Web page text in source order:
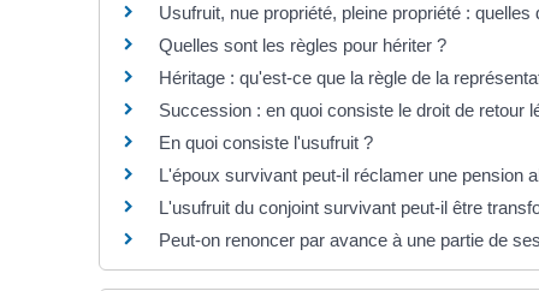
Usufruit, nue propriété, pleine propriété : quelles
Quelles sont les règles pour hériter ?
Héritage : qu'est-ce que la règle de la
Succession : en quoi consiste le droit de retour
En quoi consiste l'usufruit ?
L'époux survivant peut-il réclamer une pension
L'usufruit du conjoint survivant peut-il être
Peut-on renoncer par avance à une partie de